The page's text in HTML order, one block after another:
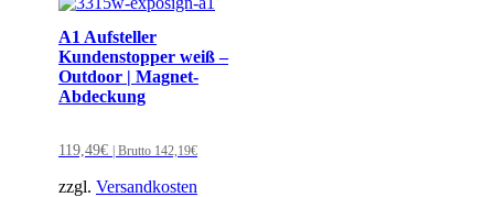
A1 Aufsteller
Kundenstopper weiß –
Outdoor | Magnet-
Abdeckung
119,49€ | Brutto 142,19€
zzgl. Versandkosten